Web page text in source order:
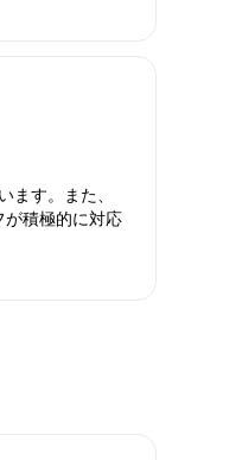
ます。また、
積極的に対応